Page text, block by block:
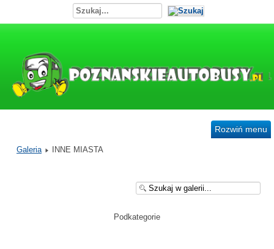
Rozwiń menu
Galeria INNE MIASTA
Podkategorie